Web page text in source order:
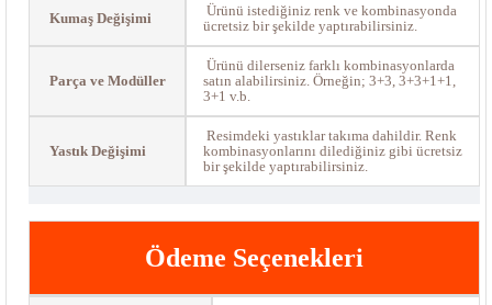
Kumaş Değişimi
Ürünü istediğiniz renk ve kombinasyonda
ücretsiz bir şekilde yaptırabilirsiniz.
Parça ve Modüller
Ürünü dilerseniz farklı kombinasyonlarda
satın alabilirsiniz. Örneğin; 3+3, 3+3+1+1,
3+1 v.b.
Yastık Değişimi
Resimdeki yastıklar takıma dahildir. Renk
kombinasyonlarını dilediğiniz gibi ücretsiz
bir şekilde yaptırabilirsiniz.
Ödeme Seçenekleri